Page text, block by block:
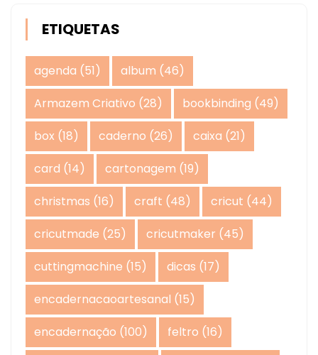
ETIQUETAS
agenda (51) album (46)
Armazem Criativo (28) bookbinding (49)
box (18) caderno (26) caixa (21)
card (14) cartonagem (19)
christmas (16) craft (48) cricut (44)
cricutmade (25) cricutmaker (45)
cuttingmachine (15) dicas (17)
encadernacaoartesanal (15)
encadernação (100) feltro (16)